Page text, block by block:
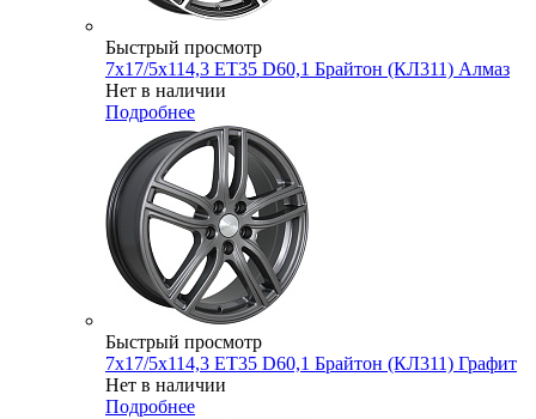
Быстрый просмотр
7x17/5x114,3 ET35 D60,1 Брайтон (КЛ311) Алмаз
Нет в наличии
Подробнее
Быстрый просмотр
7x17/5x114,3 ET35 D60,1 Брайтон (КЛ311) Графит
Нет в наличии
Подробнее